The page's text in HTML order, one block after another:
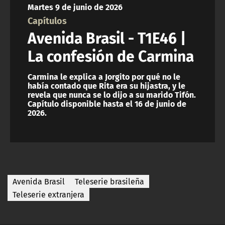
ACTUALIDAD Y TENDENCIAS
CORPORATIVO Y TRANSPARENCIA
CANAL DE DENUNCIAS
ÁREA DE PROYECTOS
Martes 9 de junio de 2026
Capítulos
Avenida Brasil - T1E46 |
La confesión de Carmina
Carmina le explica a Jorgito por qué no le
había contado que Rita era su hijastra, y le
revela que nunca se lo dijo a su marido Tifón.
Capítulo disponible hasta el 16 de junio de
2026.
Avenida Brasil
Teleserie brasileña
Teleserie extranjera